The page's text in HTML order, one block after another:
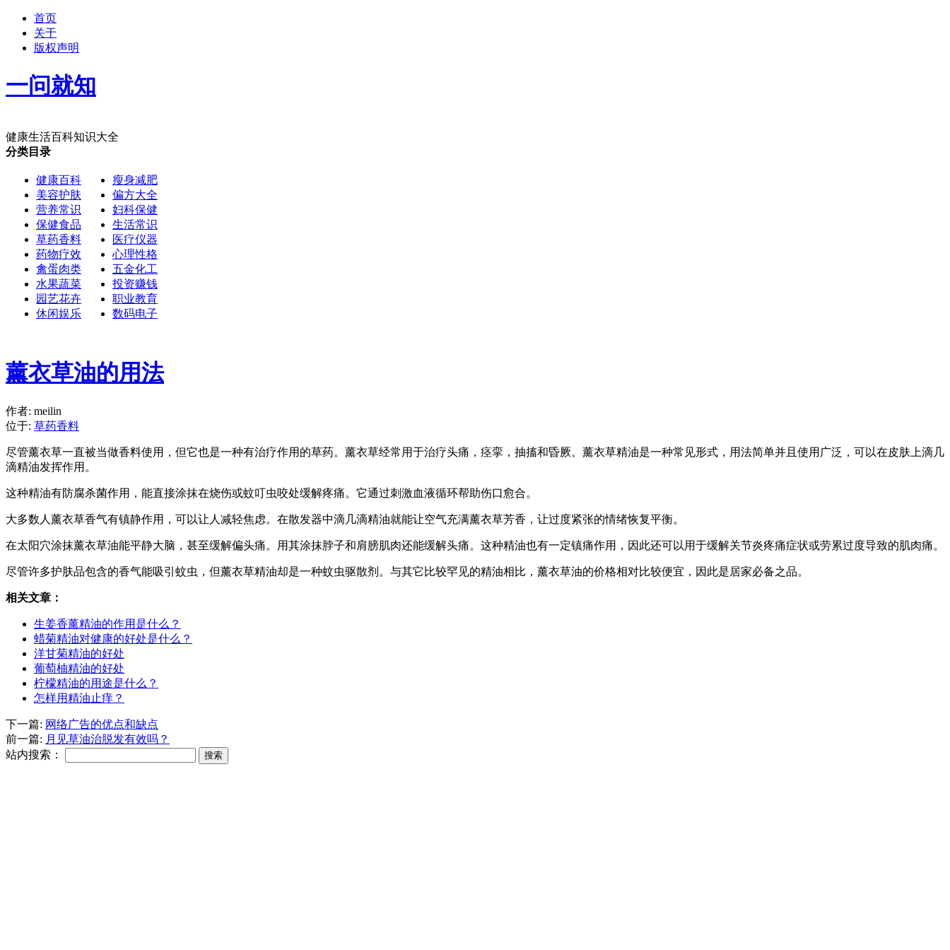
首页
关于
版权声明
一问就知
健康生活百科知识大全
分类目录
健康百科
美容护肤
营养常识
保健食品
草药香料
药物疗效
禽蛋肉类
水果蔬菜
园艺花卉
休闲娱乐
瘦身减肥
偏方大全
妇科保健
生活常识
医疗仪器
心理性格
五金化工
投资赚钱
职业教育
数码电子
薰衣草油的用法
作者: meilin
位于: 草药香料
尽管薰衣草一直被当做香料使用，但它也是一种有治疗作用的草药。薰衣草经常用于治疗头痛，痉挛，抽搐和昏厥。薰衣草精油是一种常见形式，用法简单并且使用广泛，可以在皮肤上滴几
滴精油发挥作用 。
这种精油有防腐杀菌作用，能直接涂抹在烧伤或蚊叮虫咬处缓解疼痛。它通过刺激血液循环帮助伤口愈合。
大多数人薰衣草香气有镇静作用，可以让人减轻焦虑。在散发器中滴几滴精油就能让空气充满薰衣草芳香，让过度紧张的情绪恢复平衡。
在太阳穴涂抹薰衣草油能平静大脑，甚至缓解偏头痛。用其涂抹脖子和肩膀肌肉还能缓解头痛。这种精油也有一定镇痛作用，因此还可以用于缓解关节炎疼痛症状或劳累过度导致的肌肉痛。
尽管许多护肤品包含的香气能吸引蚊虫，但薰衣草精油却是一种蚊虫驱散剂。与其它比较罕见的精油相比，薰衣草油的价格相对比较便宜，因此是居家必备之品。
相关文章：
生姜香薰精油的作用是什么？
蜡菊精油对健康的好处是什么？
洋甘菊精油的好处
葡萄柚精油的好处
柠檬精油的用途是什么？
怎样用精油止痒？
下一篇: 网络广告的优点和缺点
前一篇: 月见草油治脱发有效吗？
站内搜索：